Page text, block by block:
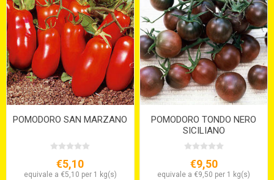
POMODORO SAN MARZANO
€5,10
equivale a €5,10 per 1 kg(s)
POMODORO TONDO NERO
SICILIANO
€9,50
equivale a €9,50 per 1 kg(s)